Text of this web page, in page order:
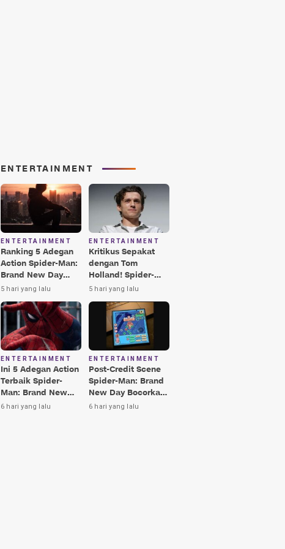
ENTERTAINMENT
ENTERTAINMENT
Ranking 5 Adegan
Action Spider-Man:
Brand New Day
Terbaik, Nomor 3
5 hari yang lalu
ENTERTAINMENT
Kritikus Sepakat
dengan Tom
Holland! Spider-
Man: Brand New
Terbaik Era MCU
5 hari yang lalu
ENTERTAINMENT
Ini 5 Adegan Action
Terbaik Spider-
Man: Brand New
Day, Ada Hulk vs
6 hari yang lalu
ENTERTAINMENT
Post-Credit Scene
Spider-Man: Brand
New Day Bocorkan
Lokasi Peter di Luar
6 hari yang lalu